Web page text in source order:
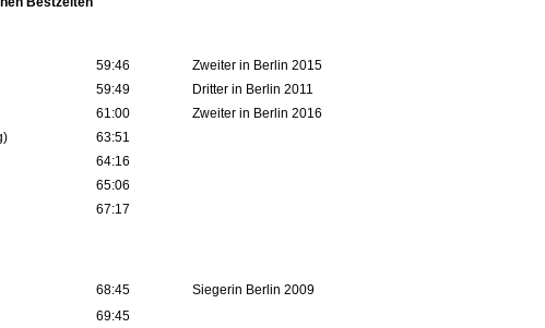
59:46
Zweiter in Berlin 2015
59:49
Dritter in Berlin 2011
61:00
Zweiter in Berlin 2016
63:51
64:16
65:06
67:17
68:45
Siegerin Berlin 2009
69:45